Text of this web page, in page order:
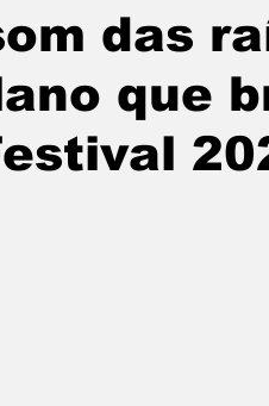
das
que